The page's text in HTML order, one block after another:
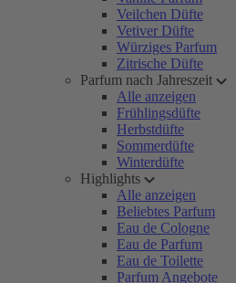
Veilchen Düfte
Vetiver Düfte
Würziges Parfum
Zitrische Düfte
Parfum nach Jahreszeit
Alle anzeigen
Frühlingsdüfte
Herbstdüfte
Sommerdüfte
Winterdüfte
Highlights
Alle anzeigen
Beliebtes Parfum
Eau de Cologne
Eau de Parfum
Eau de Toilette
Parfum Angebote